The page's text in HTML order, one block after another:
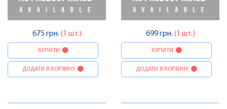
675 грн. (1 шт.)
КУПИТИ
ДОДАТИ В КОРЗИНУ
699 грн. (1 шт.)
КУПИТИ
ДОДАТИ В КОРЗИНУ